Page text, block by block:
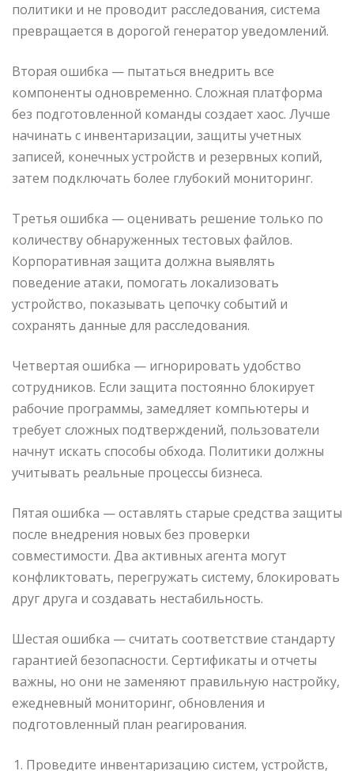
политики и не проводит расследования, система
превращается в дорогой генератор уведомлений.
Вторая ошибка — пытаться внедрить все
компоненты одновременно. Сложная платформа
без подготовленной команды создает хаос. Лучше
начинать с инвентаризации, защиты учетных
записей, конечных устройств и резервных копий,
затем подключать более глубокий мониторинг.
Третья ошибка — оценивать решение только по
количеству обнаруженных тестовых файлов.
Корпоративная защита должна выявлять
поведение атаки, помогать локализовать
устройство, показывать цепочку событий и
сохранять данные для расследования.
Четвертая ошибка — игнорировать удобство
сотрудников. Если защита постоянно блокирует
рабочие программы, замедляет компьютеры и
требует сложных подтверждений, пользователи
начнут искать способы обхода. Политики должны
учитывать реальные процессы бизнеса.
Пятая ошибка — оставлять старые средства защиты
после внедрения новых без проверки
совместимости. Два активных агента могут
конфликтовать, перегружать систему, блокировать
друг друга и создавать нестабильность.
Шестая ошибка — считать соответствие стандарту
гарантией безопасности. Сертификаты и отчеты
важны, но они не заменяют правильную настройку,
ежедневный мониторинг, обновления и
подготовленный план реагирования.
Проведите инвентаризацию систем, устройств,